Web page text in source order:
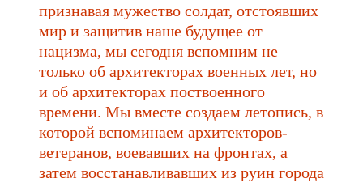
признавая мужество солдат, отстоявших
мир и защитив наше будущее от
нацизма, мы сегодня вспомним не
только об архитекторах военных лет, но
и об архитекторах поствоенного
времени. Мы вместе создаем летопись, в
которой вспоминаем архитекторов-
ветеранов, воевавших на фронтах, а
затем восстанавливавших из руин города